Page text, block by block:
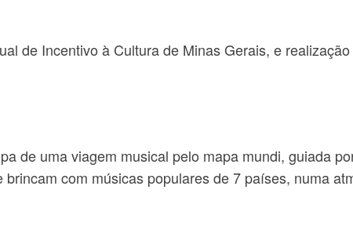
de Incentivo à Cultura de Minas Gerais, e
de uma viagem musical pelo mapa mundi, guiada
com músicas populares de 7 países, numa